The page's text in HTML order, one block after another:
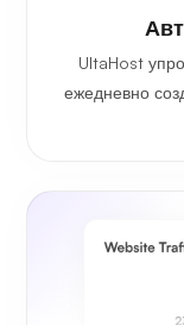
UltaHost
ежедневно